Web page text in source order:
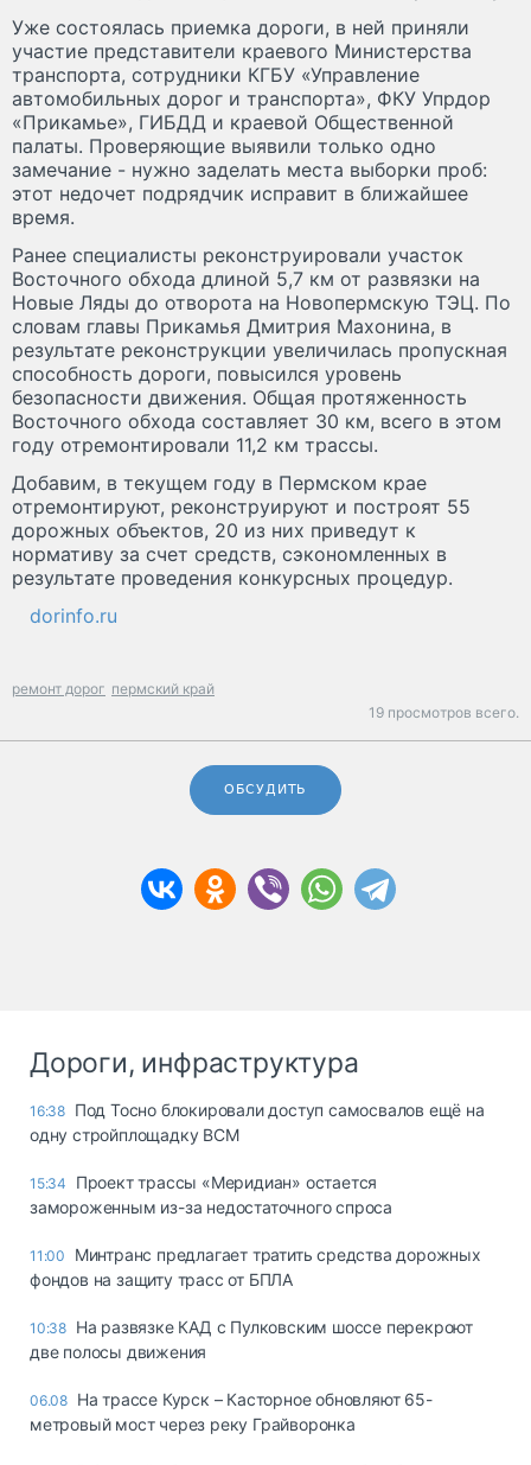
Уже состоялась приемка дороги, в ней приняли
участие представители краевого Министерства
транспорта, сотрудники КГБУ «Управление
автомобильных дорог и транспорта», ФКУ Упрдор
«Прикамье», ГИБДД и краевой Общественной
палаты. Проверяющие выявили только одно
замечание - нужно заделать места выборки проб:
этот недочет подрядчик исправит в ближайшее
время.
Ранее специалисты реконструировали участок
Восточного обхода длиной 5,7 км от развязки на
Новые Ляды до отворота на Новопермскую ТЭЦ. По
словам главы Прикамья Дмитрия Махонина, в
результате реконструкции увеличилась пропускная
способность дороги, повысился уровень
безопасности движения. Общая протяженность
Восточного обхода составляет 30 км, всего в этом
году отремонтировали 11,2 км трассы.
Добавим, в текущем году в Пермском крае
отремонтируют, реконструируют и построят 55
дорожных объектов, 20 из них приведут к
нормативу за счет средств, сэкономленных в
результате проведения конкурсных процедур.
dorinfo.ru
ремонт дорог пермский край
19 просмотров всего.
ОБСУДИТЬ
Дороги, инфраструктура
16:38 Под Тосно блокировали доступ самосвалов ещё на
одну стройплощадку ВСМ
15:34
Проект трассы «Меридиан» остается
замороженным из-за недостаточного спроса
11:00
Минтранс предлагает тратить средства дорожных
фондов на защиту трасс от БПЛА
10:38 На развязке КАД с Пулковским шоссе перекроют
две полосы движения
06.08 На трассе Курск – Касторное обновляют 65-
метровый мост через реку Грайворонка